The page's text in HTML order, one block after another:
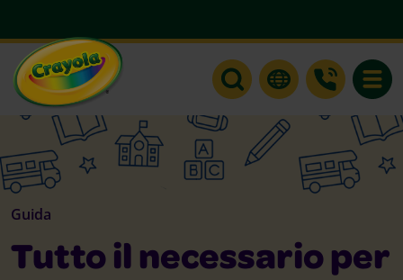
Guida
Tutto il necessario per